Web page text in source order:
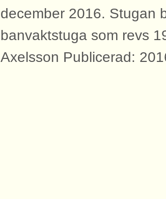
december 2016. Stugan
banvaktstuga som revs
Axelsson Publicerad: